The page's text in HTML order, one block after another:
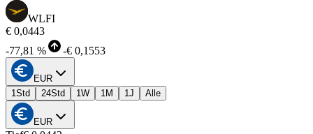
WLFI
€ 0,0443
-77,81 % -€ 0,1553
EUR
1Std
24Std 1W 1M 1J Alle
EUR